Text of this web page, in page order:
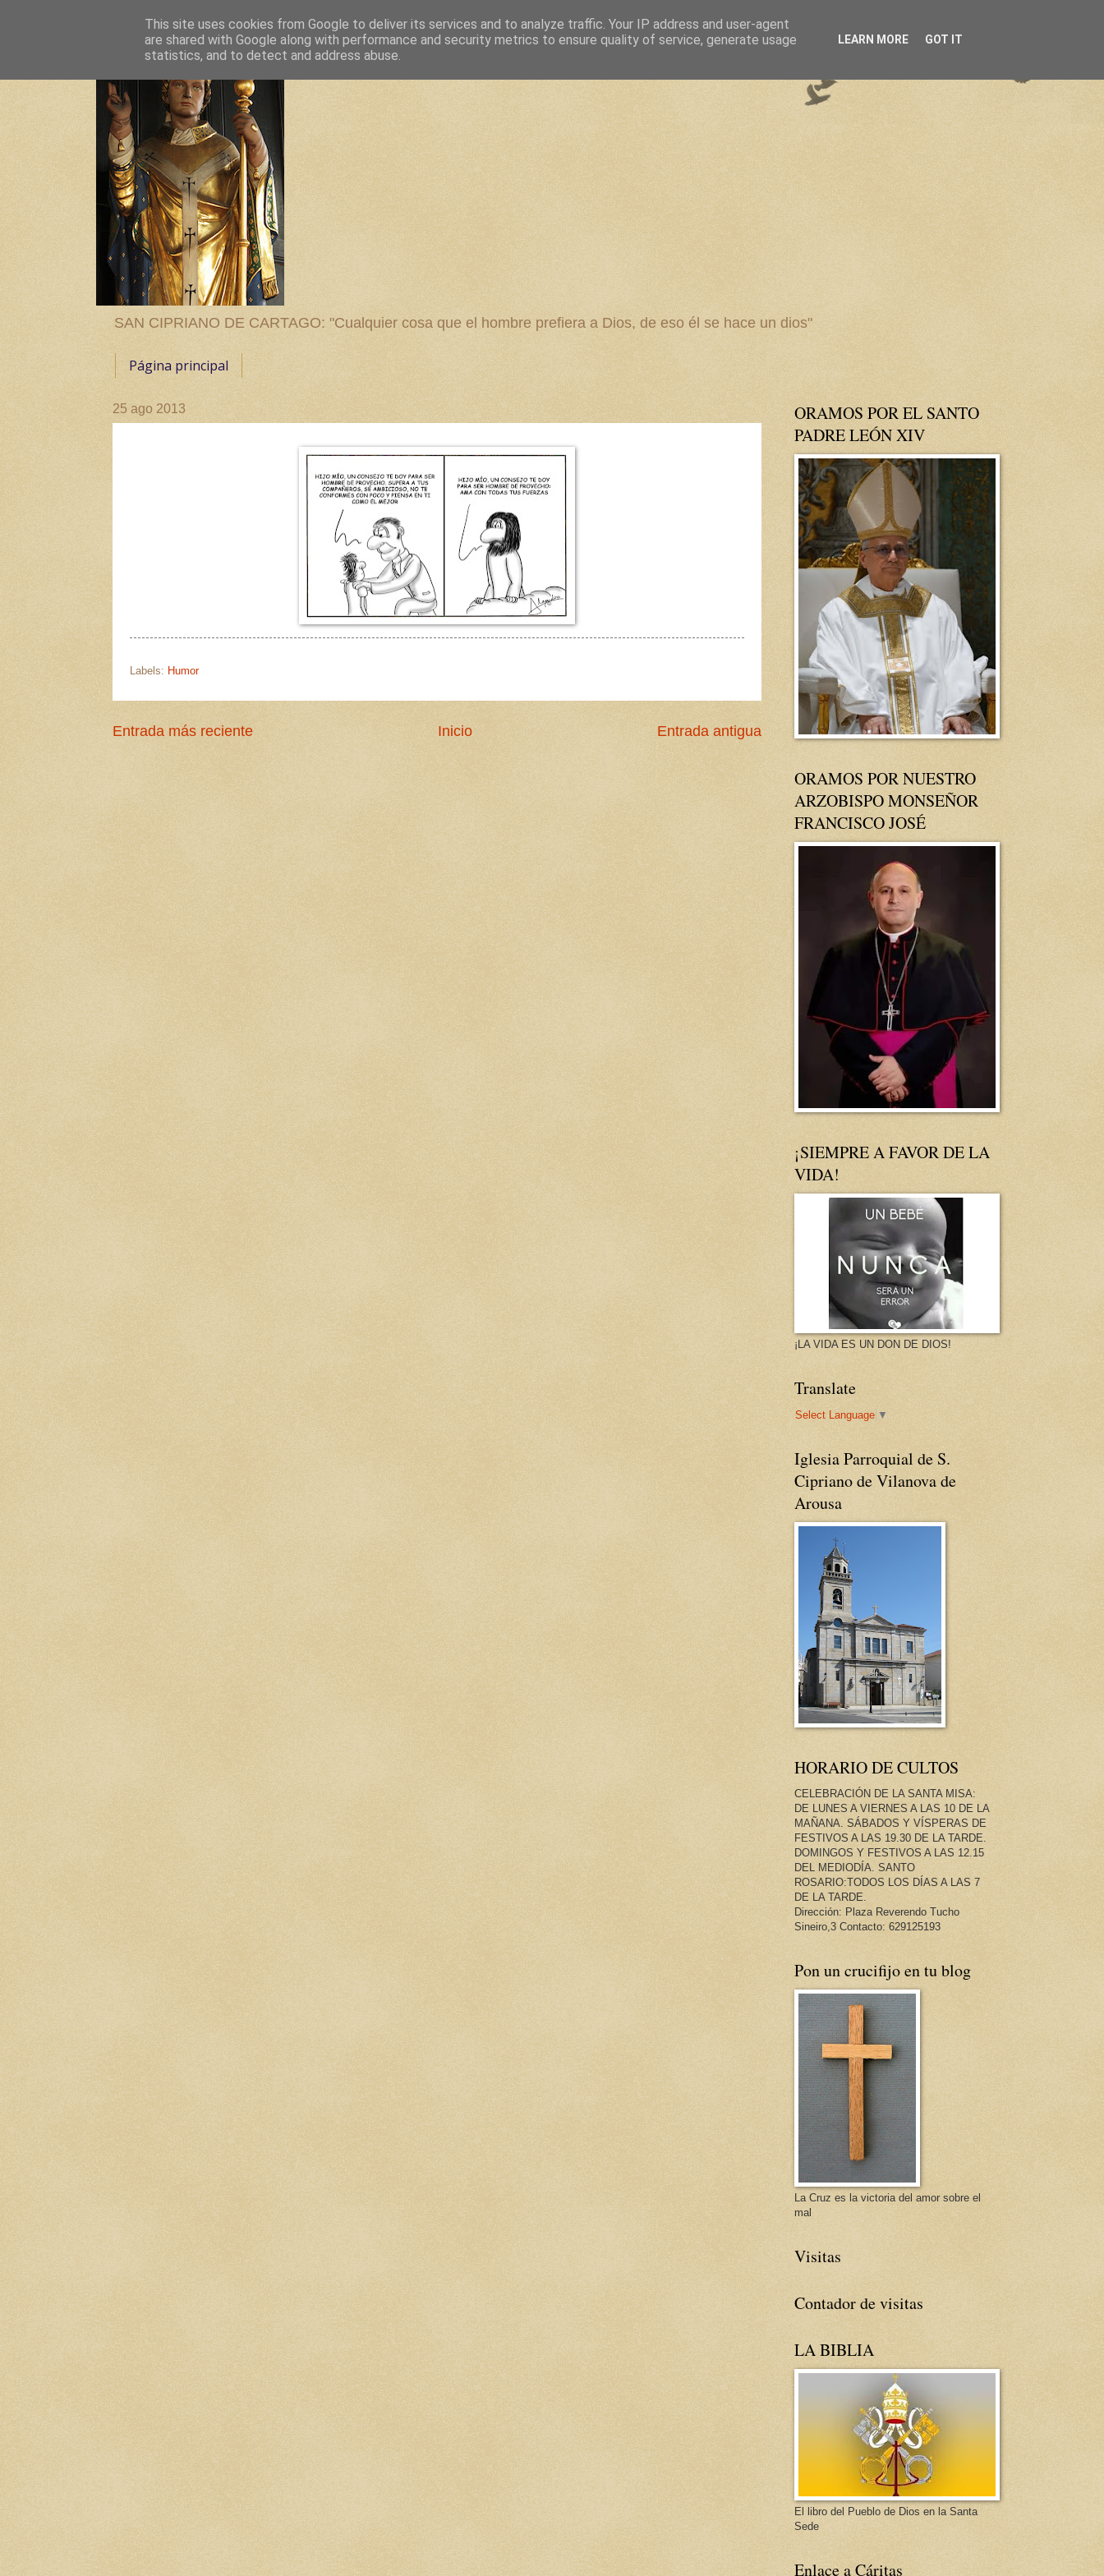
SAN CIPRIANO DE CARTAGO: "Cualquier cosa que el hombre prefiera a Dios, de eso él se hace un dios"
Página principal
25 ago 2013
Labels: Humor
Entrada más reciente Entrada antigua
Inicio
ORAMOS POR EL SANTO
PADRE LEÓN XIV
ORAMOS POR NUESTRO
ARZOBISPO MONSEÑOR
FRANCISCO JOSÉ
¡SIEMPRE A FAVOR DE LA
VIDA!
¡LA VIDA ES UN DON DE DIOS!
Translate
Select Language ▼
Iglesia Parroquial de S.
Cipriano de Vilanova de
Arousa
HORARIO DE CULTOS
CELEBRACIÓN DE LA SANTA MISA:
DE LUNES A VIERNES A LAS 10 DE LA
MAÑANA. SÁBADOS Y VÍSPERAS DE
FESTIVOS A LAS 19.30 DE LA TARDE.
DOMINGOS Y FESTIVOS A LAS 12.15
DEL MEDIODÍA. SANTO
ROSARIO:TODOS LOS DÍAS A LAS 7
DE LA TARDE.
Dirección: Plaza Reverendo Tucho
Sineiro,3 Contacto: 629125193
Pon un crucifijo en tu blog
La Cruz es la victoria del amor sobre el
mal
Visitas
Contador de visitas
LA BIBLIA
El libro del Pueblo de Dios en la Santa
Sede
Enlace a Cáritas
This site uses cookies from Google to deliver its services and to analyze traffic. Your IP address and user-agent
are shared with Google along with performance and security metrics to ensure quality of service, generate usage
statistics, and to detect and address abuse.
LEARN MORE GOT IT